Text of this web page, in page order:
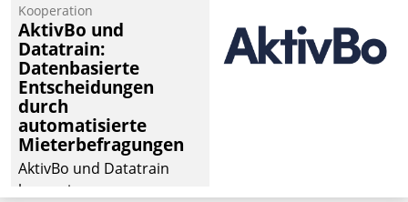
der
Wohnungswirtschaft“.
Bewerben können sich
dafür ein Team
bestehend aus
Wohnungsunternehmen
und PropTech.
Kooperation
AktivBo und
Datatrain:
Datenbasierte
Entscheidungen
durch
automatisierte
Mieterbefragungen
AktivBo und Datatrain
kooperieren –